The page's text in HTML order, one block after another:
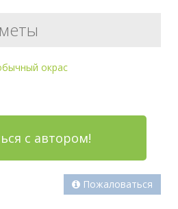
окрас
с автором!
Пожаловаться